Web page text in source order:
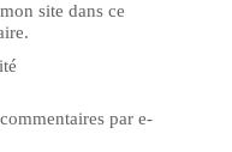
site dans ce
par e-